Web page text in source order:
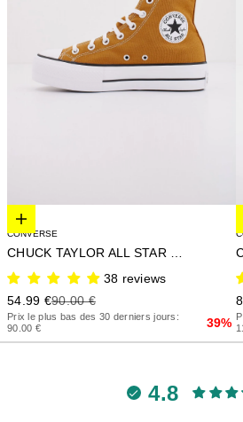
Elige opciones
CONVERSE
38 reviews
Precio de oferta
54.99 €Precio anterior
90.00 €
Prix le plus bas des 30 derniers jours:
90.00 €
39%
4.8